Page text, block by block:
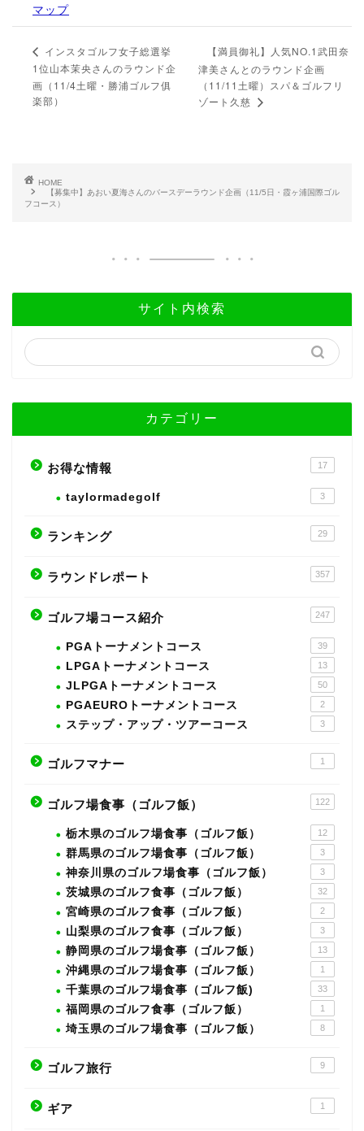
マップ
インスタゴルフ女子総選挙
1位山本茉央さんのラウンド企
画（11/4土曜・勝浦ゴルフ俱
楽部）
【満員御礼】人気NO.1武田奈
津美さんとのラウンド企画
（11/11土曜）スパ＆ゴルフリ
ゾート久慈
HOME
【募集中】あおい夏海さんのバースデーラウンド企画（11/5日・霞ヶ浦国際ゴル
フコース）
サイト内検索
カテゴリー
お得な情報 17
taylormadegolf 3
ランキング 29
ラウンドレポート 357
ゴルフ場コース紹介 247
PGAトーナメントコース 39
LPGAトーナメントコース 13
JLPGAトーナメントコース 50
PGAEUROトーナメントコース 2
ステップ・アップ・ツアーコース 3
ゴルフマナー 1
ゴルフ場食事（ゴルフ飯） 122
栃木県のゴルフ場食事（ゴルフ飯） 12
群馬県のゴルフ場食事（ゴルフ飯） 3
神奈川県のゴルフ場食事（ゴルフ飯） 3
茨城県のゴルフ食事（ゴルフ飯） 32
宮崎県のゴルフ食事（ゴルフ飯） 2
山梨県のゴルフ食事（ゴルフ飯） 3
静岡県のゴルフ場食事（ゴルフ飯） 13
沖縄県のゴルフ場食事（ゴルフ飯） 1
千葉県のゴルフ場食事（ゴルフ飯) 33
福岡県のゴルフ食事（ゴルフ飯） 1
埼玉県のゴルフ場食事（ゴルフ飯） 8
ゴルフ旅行 9
ギア 1